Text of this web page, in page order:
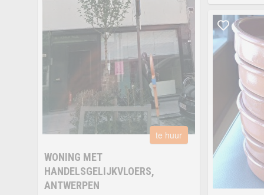
te huur
WONING MET
HANDELSGELIJKVLOERS,
ANTWERPEN